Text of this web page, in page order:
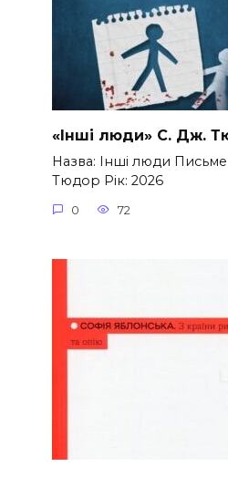
«Інші люди» С. Дж.
Назва: Інші люди
Тюдор Рік: 2026
0 72